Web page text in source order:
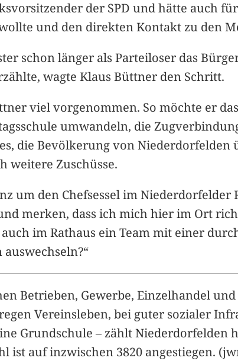
der SPD und hätte auch
und den direkten Kontakt zu den
schon länger als Parteiloser das
wagte Klaus Büttner den Schritt.
viel vorgenommen. So möchte er
umwandeln, die
die Bevölkerung von Niederdorfelden
weitere Zuschüsse.
um den Chefsessel im
merken, dass ich mich hier im Ort
im Rathaus ein Team mit einer
Betrieben, Gewerbe, Einzelhandel
Vereinsleben, bei guter sozialer
Grundschule – zählt
ist auf inzwischen 3820 angestiegen.